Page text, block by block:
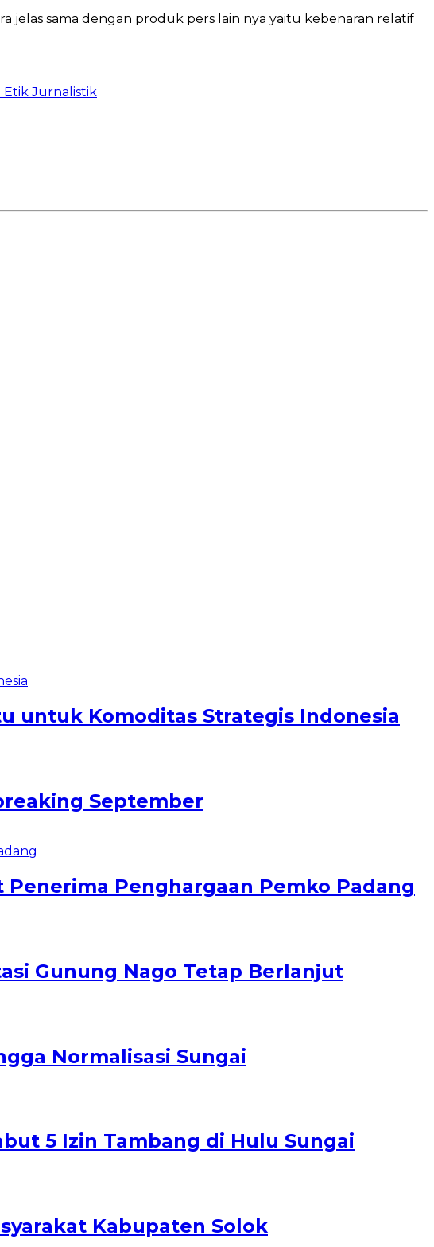
jelas sama dengan produk pers lain nya yaitu kebenaran relatif
Etik Jurnalistik
untuk Komoditas Strategis Indonesia
September
Penerima Penghargaan Pemko Padang
Gunung Nago Tetap Berlanjut
Normalisasi Sungai
5 Izin Tambang di Hulu Sungai
Kabupaten Solok